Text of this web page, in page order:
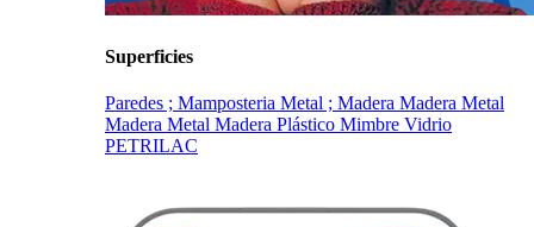
Superficies
Paredes ; Mamposteria Metal ; Madera Madera Metal
Madera Metal Madera Plástico Mimbre Vidrio
PETRILAC